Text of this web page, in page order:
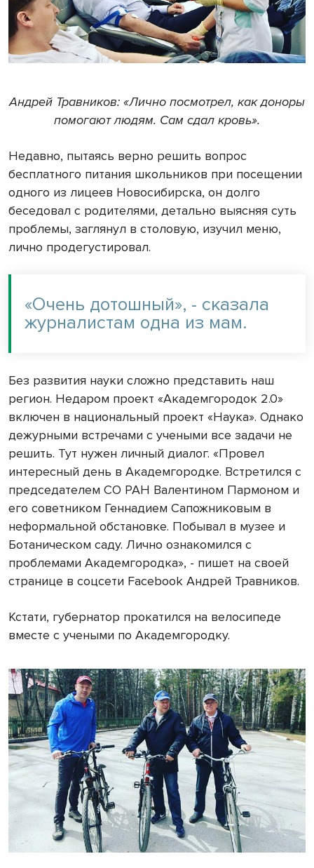
Андрей Травников: «Лично посмотрел, как доноры
помогают людям. Сам сдал кровь».
Недавно, пытаясь верно решить вопрос
бесплатного питания школьников при посещении
одного из лицеев Новосибирска, он долго
беседовал с родителями, детально выясняя суть
проблемы, заглянул в столовую, изучил меню,
лично продегустировал.
«Очень дотошный», - сказала
журналистам одна из мам.
Без развития науки сложно представить наш
регион. Недаром проект «Академгородок 2.0»
включен в национальный проект «Наука». Однако
дежурными встречами с учеными все задачи не
решить. Тут нужен личный диалог. «Провел
интересный день в Академгородке. Встретился с
председателем СО РАН Валентином Пармоном и
его советником Геннадием Сапожниковым в
неформальной обстановке. Побывал в музее и
Ботаническом саду. Лично ознакомился с
проблемами Академгородка», - пишет на своей
странице в соцсети Facebook Андрей Травников.
Кстати, губернатор прокатился на велосипеде
вместе с учеными по Академгородку.